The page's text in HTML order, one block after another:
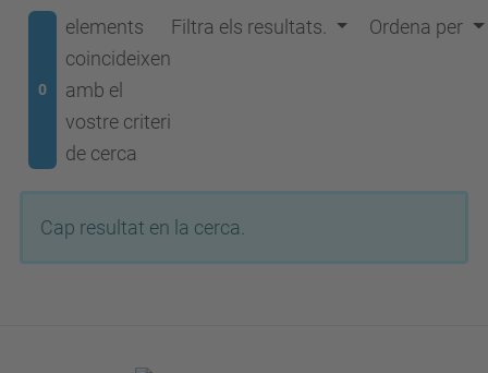
0
elements
coincideixen
amb el
vostre criteri
de cerca
Filtra els resultats. Ordena per
Cap resultat en la cerca.